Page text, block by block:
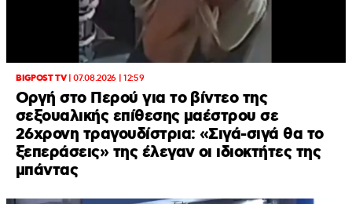
BIGPOST TV|07.08.2026 | 12:59
Οργή στο Περού για το βίντεο της
σεξουαλικής επίθεσης μαέστρου σε
26χρονη τραγουδίστρια: «Σιγά-σιγά θα το
ξεπεράσεις» της έλεγαν οι ιδιοκτήτες της
μπάντας